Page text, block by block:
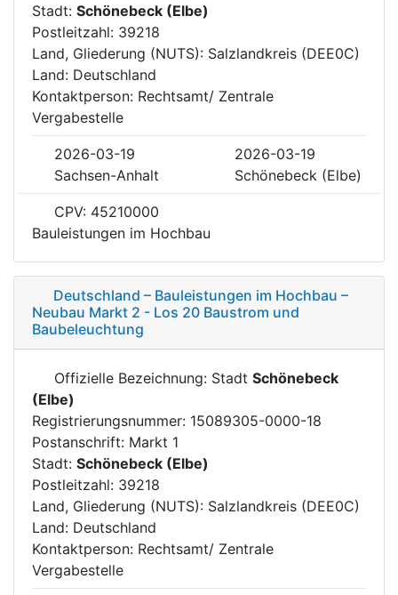
Stadt: Schönebeck (Elbe)
Postleitzahl: 39218
Land, Gliederung (NUTS): Salzlandkreis (DEE0C)
Land: Deutschland
Kontaktperson: Rechtsamt/ Zentrale
Vergabestelle
2026-03-19
2026-03-19
Sachsen-Anhalt
Schönebeck (Elbe)
CPV: 45210000
Bauleistungen im Hochbau
Deutschland – Bauleistungen im Hochbau –
Neubau Markt 2 - Los 20 Baustrom und
Baubeleuchtung
Offizielle Bezeichnung: Stadt Schönebeck
(Elbe)
Registrierungsnummer: 15089305-0000-18
Postanschrift: Markt 1
Stadt: Schönebeck (Elbe)
Postleitzahl: 39218
Land, Gliederung (NUTS): Salzlandkreis (DEE0C)
Land: Deutschland
Kontaktperson: Rechtsamt/ Zentrale
Vergabestelle